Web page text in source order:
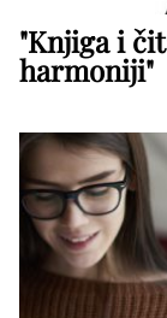
"Knjiga i
harmoniji"